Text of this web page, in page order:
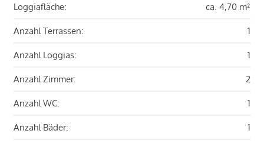
Loggiafläche: ca. 4,70 m²
Anzahl Terrassen: 1
Anzahl Loggias: 1
Anzahl Zimmer: 2
Anzahl WC: 1
Anzahl Bäder: 1